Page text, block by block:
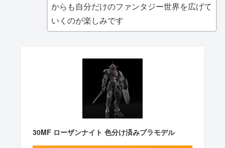
からも自分だけのファンタジー世界を広げて
いくのが楽しみです
30MF ローザンナイト 色分け済みプラモデル